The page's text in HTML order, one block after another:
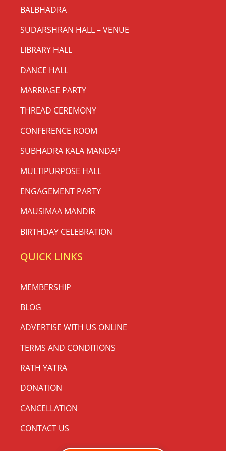
BALBHADRA
SUDARSHRAN HALL – VENUE
LIBRARY HALL
DANCE HALL
MARRIAGE PARTY
THREAD CEREMONY
CONFERENCE ROOM
SUBHADRA KALA MANDAP
MULTIPURPOSE HALL
ENGAGEMENT PARTY
MAUSIMAA MANDIR
BIRTHDAY CELEBRATION
QUICK LINKS
MEMBERSHIP
BLOG
ADVERTISE WITH US ONLINE
TERMS AND CONDITIONS
RATH YATRA
DONATION
CANCELLATION
CONTACT US